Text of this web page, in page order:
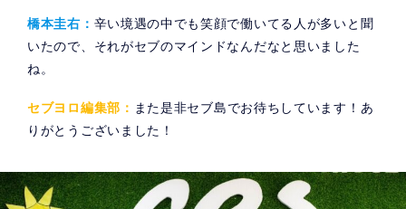
橋本圭右： 辛い境遇の中でも笑顔で働いてる人が多いと聞
いたので、それがセブのマインドなんだなと思いました
ね。
セブヨロ編集部： また是非セブ島でお待ちしています！あ
りがとうございました！